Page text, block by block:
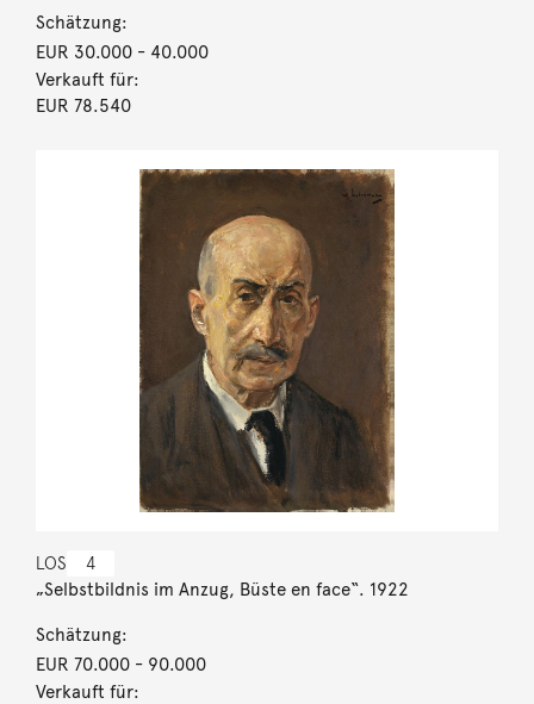
Schätzung:
EUR 30.000- 40.000
Verkauft für:
EUR 78.540
LOS 4
„Selbstbildnis im Anzug, Büste en face“. 1922
Schätzung:
EUR 70.000- 90.000
Verkauft für: